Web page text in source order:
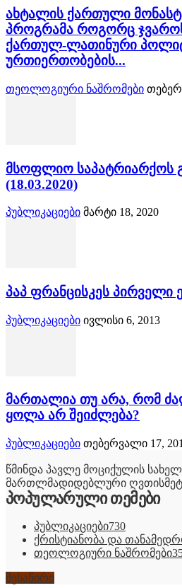
ახტალის ქართული
პროგრამა როგორც
ქართულ-ლათინური
ურთიერთობების...
თეოლოგიური ნაშრომები
მსოფლიო საპატრიარქოს
(18.03.2020)
პუბლიკაციები მარტი 18, 2020
პაპ ფრანცისკეს პირველი
პუბლიკაციები ივლისი 6, 2013
მართალია თუ არა, რომ
ყოლა არ შეიძლება?
პუბლიკაციები თებერვალი 17,
წმინდა პავლე მოციქულის
მართლმადიდებლური
პოპულარული თემები
პუბლიკაციები730
ქრისტიანობა და
თეოლოგიური ნაშრომები
შესაწირი